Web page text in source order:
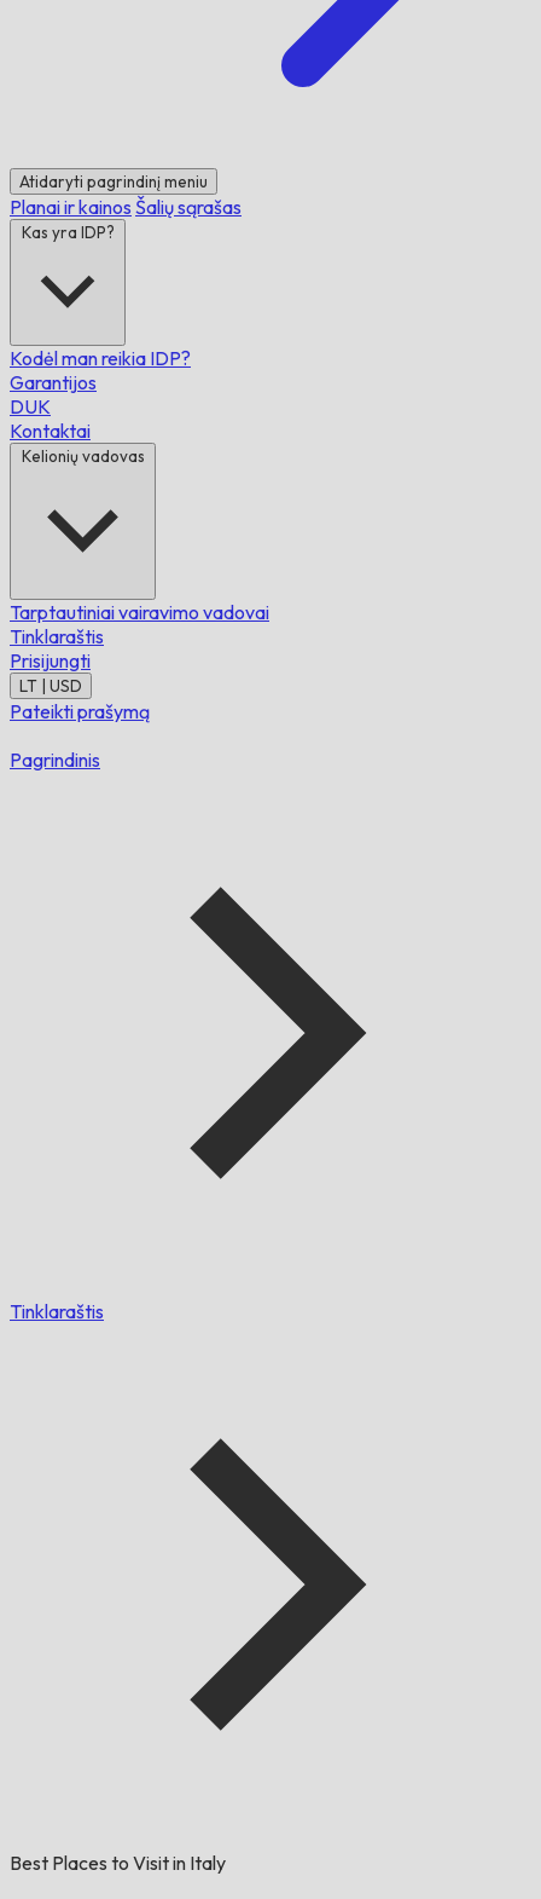
Atidaryti pagrindinį meniu
Planai ir kainos Šalių sąrašas
Kas yra IDP?
Kodėl man reikia IDP?
Garantijos
DUK
Kontaktai
Kelionių vadovas
Tarptautiniai vairavimo vadovai
Tinklaraštis
Prisijungti
LT | USD
Pateikti prašymą
Pagrindinis
Tinklaraštis
Best Places to Visit in Italy